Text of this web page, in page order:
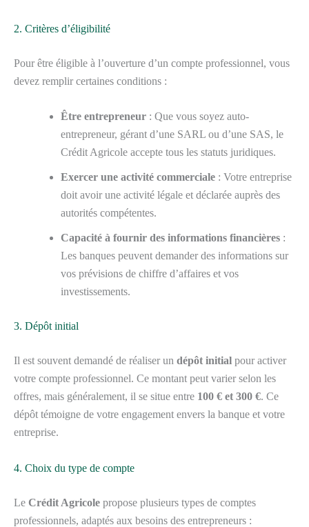
2. Critères d’éligibilité
Pour être éligible à l’ouverture d’un compte professionnel, vous
devez remplir certaines conditions :
Être entrepreneur : Que vous soyez auto-
entrepreneur, gérant d’une SARL ou d’une SAS, le
Crédit Agricole accepte tous les statuts juridiques.
Exercer une activité commerciale : Votre entreprise
doit avoir une activité légale et déclarée auprès des
autorités compétentes.
Capacité à fournir des informations financières :
Les banques peuvent demander des informations sur
vos prévisions de chiffre d’affaires et vos
investissements.
3. Dépôt initial
Il est souvent demandé de réaliser un dépôt initial pour activer
votre compte professionnel. Ce montant peut varier selon les
offres, mais généralement, il se situe entre 100 € et 300 €. Ce
dépôt témoigne de votre engagement envers la banque et votre
entreprise.
4. Choix du type de compte
Le Crédit Agricole propose plusieurs types de comptes
professionnels, adaptés aux besoins des entrepreneurs :